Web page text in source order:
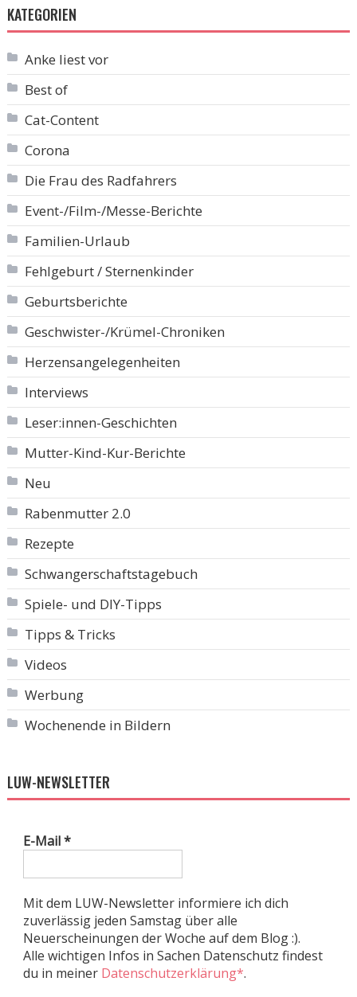
KATEGORIEN
Anke liest vor
Best of
Cat-Content
Corona
Die Frau des Radfahrers
Event-/Film-/Messe-Berichte
Familien-Urlaub
Fehlgeburt / Sternenkinder
Geburtsberichte
Geschwister-/Krümel-Chroniken
Herzensangelegenheiten
Interviews
Leser:innen-Geschichten
Mutter-Kind-Kur-Berichte
Neu
Rabenmutter 2.0
Rezepte
Schwangerschaftstagebuch
Spiele- und DIY-Tipps
Tipps & Tricks
Videos
Werbung
Wochenende in Bildern
LUW-NEWSLETTER
E-Mail*
Mit dem LUW-Newsletter informiere ich dich
zuverlässig jeden Samstag über alle
Neuerscheinungen der Woche auf dem Blog :).
Alle wichtigen Infos in Sachen Datenschutz findest
du in meiner Datenschutzerklärung*.